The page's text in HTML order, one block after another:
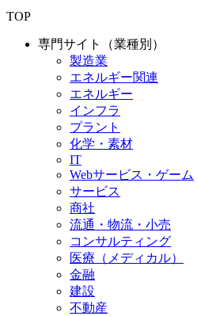
TOP
専門サイト（業種別）
製造業
エネルギー関連
エネルギー
インフラ
プラント
化学・素材
IT
Webサービス・ゲーム
サービス
商社
流通・物流・小売
コンサルティング
医療（メディカル）
金融
建設
不動産